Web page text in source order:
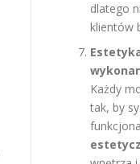
dlatego
klientów
Każdy
tak, by